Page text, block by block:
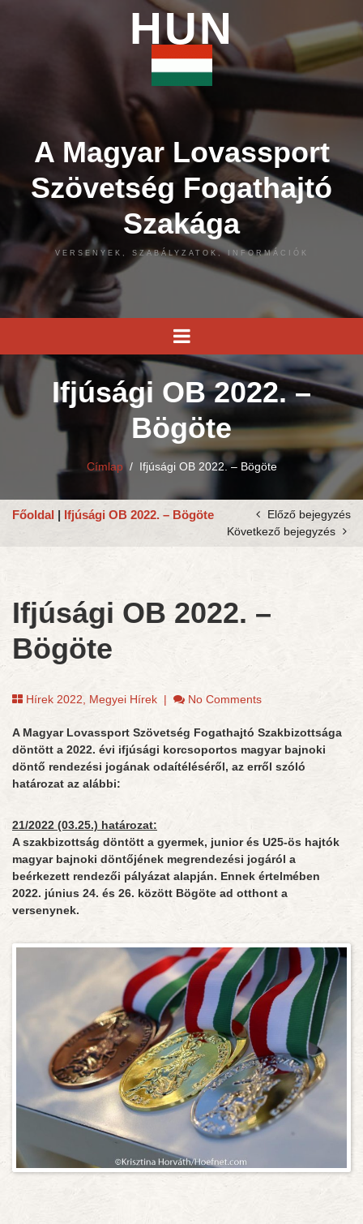
HUN
A Magyar Lovassport
Szövetség Fogathajtó
Szakága
VERSENYEK, SZABÁLYZATOK, INFORMÁCIÓK
Ifjúsági OB 2022. –
Bögöte
Címlap/ Ifjúsági OB 2022. – Bögöte
Főoldal | Ifjúsági OB 2022. – Bögöte
Előző bejegyzés
Következő bejegyzés
Ifjúsági OB 2022. –
Bögöte
Hírek 2022 Megyei Hírek | No Comments
A Magyar Lovassport Szövetség Fogathajtó Szakbizottsága
döntött a 2022. évi ifjúsági korcsoportos magyar bajnoki
döntő rendezési jogának odaítéléséről, az erről szóló
határozat az alábbi:
21/2022 (03.25.) határozat:
A szakbizottság döntött a gyermek, junior és U25-ös hajtók
magyar bajnoki döntőjének megrendezési jogáról a
beérkezett rendezői pályázat alapján. Ennek értelmében
2022. június 24. és 26. között Bögöte ad otthont a
versenynek.